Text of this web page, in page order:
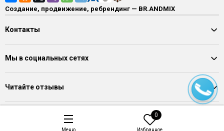
Создание, продвижение, ребрендинг — BR.ANDMIX
Контакты
Мы в социальных сетях
Читайте отзывы
Меню
0
Избранное